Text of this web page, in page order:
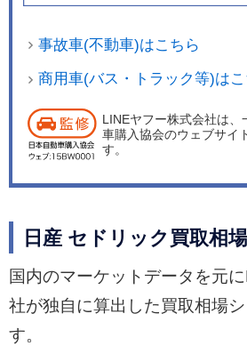
事故車(不動車)はこちら
商用車(バス・トラック等)はこ
LINEヤフー株式会社は、
車購入協会のウェブサイ
す。
日産 セドリック買取相
国内のマーケットデータを元
社が独自に算出した買取相場
す。